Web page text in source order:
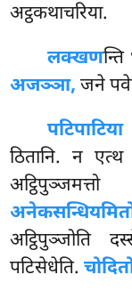
अट्ठकथाचरिया.
लक्खण
अजञ्ञा, जने
पटिपाटिया
ठितानि. न एत्थ
अट्ठिपुञ्जोति
पटिसेधेति.